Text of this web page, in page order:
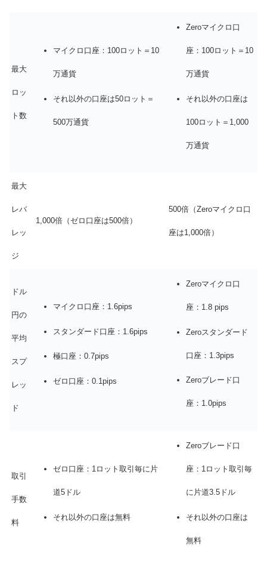
最大
ロッ
ト数
マイクロ口座：100ロット＝10
万通貨
それ以外の口座は50ロット＝
500万通貨
Zeroマイクロ口
座：100ロット＝10
万通貨
それ以外の口座は
100ロット＝1,000
万通貨
最大
レバ
レッ
ジ
1,000倍（ゼロ口座は500倍）
500倍（Zeroマイクロ口
座は1,000倍）
ドル
円の
平均
スプ
レッ
ド
マイクロ口座：1.6pips
スタンダード口座：1.6pips
極口座：0.7pips
ゼロ口座：0.1pips
Zeroマイクロ口
座：1.8 pips
Zeroスタンダード
口座：1.3pips
Zeroブレード口
座：1.0pips
取引
手数
料
ゼロ口座：1ロット取引毎に片
道5ドル
それ以外の口座は無料
Zeroブレード口
座：1ロット取引毎
に片道3.5ドル
それ以外の口座は
無料